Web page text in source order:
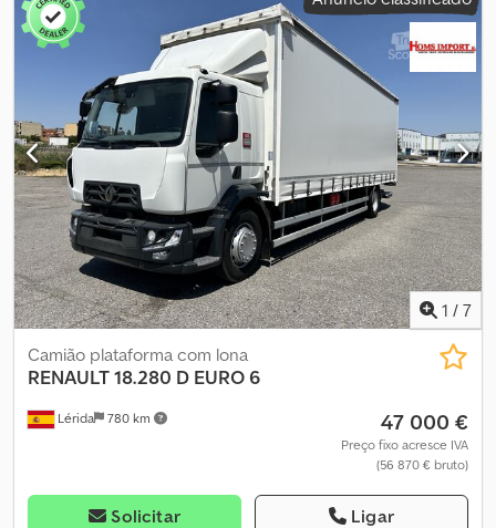
Ano de fabrico:
, FALAMOS ALEMÃO FALAMOS INGLÊS
FALAMOS RUSSO FALAMOS ESPANHOL FALAMOS SÉRVIO
FALAMOS ALBANÊS Cedpozqvncofx Akwsrf Marca da caixa de
carga: FOREZ Prazo de entrega (em dias): 1 Tipo de ar
condicionado: Ar condicionado manual Potência: 370 CV DIN
Número de horas de funcionamento do motor: 13700 Potência:
272 kW
1 / 7
Lérida 780 km
Camião plataforma com lona
RENAULT18.280 D EURO 6
47 000 €
Preço fixo acresce IVA
(56 870 € bruto)
Solicitar Ligar